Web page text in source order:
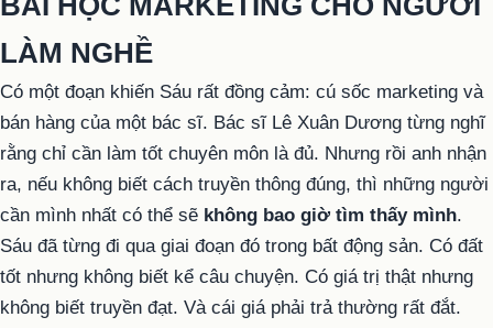
LÀM NGHỀ
Có một đoạn khiến Sáu rất đồng cảm: cú sốc marketing và
bán hàng của một bác sĩ. Bác sĩ Lê Xuân Dương từng nghĩ
rằng chỉ cần làm tốt chuyên môn là đủ. Nhưng rồi anh nhận
ra, nếu không biết cách truyền thông đúng, thì những người
cần mình nhất có thể sẽ không bao giờ tìm thấy mình.
Sáu đã từng đi qua giai đoạn đó trong bất động sản. Có đất
tốt nhưng không biết kể câu chuyện. Có giá trị thật nhưng
không biết truyền đạt. Và cái giá phải trả thường rất đắt.